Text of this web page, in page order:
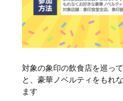
対象の象印の飲食店を巡っ
と、豪華ノベルティをもれ
ます